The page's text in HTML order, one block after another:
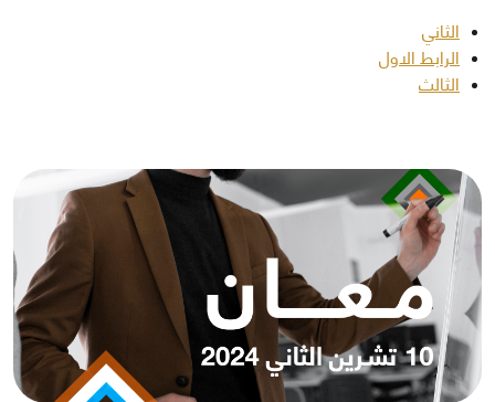
الثاني
الرابط الاول
الثالث